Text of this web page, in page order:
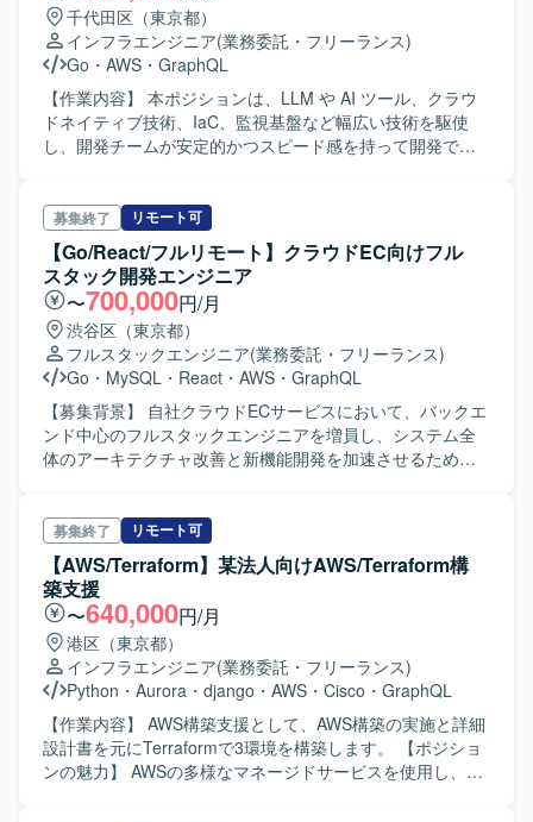
Docker／Kubernetes／GCPを使用します。 - ML／AI：
Vertex AI、RAG技術、ETLパイプラインを使用します。
千代田区（東京都）
インフラエンジニア(業務委託・フリーランス)
Go ・ AWS ・ GraphQL
【作業内容】 本ポジションは、LLM や AI ツール、クラウ
ドネイティブ技術、IaC、監視基盤など幅広い技術を駆使
し、開発チームが安定的かつスピード感を持って開発でき
ム の一員として、担当プロダクト領域における開発効率・
品質向上のための基盤構築・運用改善に取り組む役割で
す。 【主な業務内容】 ・LLM・AI ツールを活用した開発支
援および自動化の仕組みづくり ・チームを支援するための
ミドルウェアの調査、PoC、環境構築 ・GitHub Actions /
Argo Workflows / ArgoCD を活用した CI/CD 基盤の設計・
構築・運用 ・Grafana / Prometheus を用いた監視・可観測
性プラットフォームの構築 ・Kubernetes マニフェスト /
Terraform を用いた IaC の推進 ・Docker / Kubernetes によ
るコンテナ環境導入支援および効率化 ・開発チームや他部
門との協働による課題抽出、改善サイクルの高速化 【求め
成果を出すことにコミットできる方です。 - 他チームと連
携して課題を特定し、知識共有を含む長期的な関係を構築
できる方です。 - 直接の会話・Slack・Git（PRベース）で
円滑にコミュニケーションできる方です。 - 技術ガイダン
スやアーキテクチャレビューなど、チームの技術力向上に
寄与できる方です。 - 顧客価値を意識したプロダクト設計
をチームと共に推進できる方です。 - 課題の優先度付けや
スケジューリング、作業見積もり、新規課題の調査ができ
る方です。 【ポジションの魅力】 大規模プロジェクトへの
高い影響力を持ち、延べ3000人超の開発者が利用する大規
模開発基盤に関わるポジションです。組織全体の開発フロ
ーや文化を変革する重要な役割を担い、エンジニアリング
募集終了 リモート可
【Go/React/フルリモート】クラウドEC向けフル
スタック開発エンジニア
〜700,000円/月
渋谷区（東京都）
フルスタックエンジニア(業務委託・フリーランス)
Go ・ MySQL ・ React ・ AWS ・ GraphQL
【募集背景】 自社クラウドECサービスにおいて、バックエ
ンド中心のフルスタックエンジニアを増員し、システム全
体のアーキテクチャ改善と新機能開発を加速させるための
だきます。必要に応じてReactによるフロントエンド実装や
UI改善も行っていただきます。REST APIやGraphQLを用い
たサーバーサイドとの連携処理の実装、システム性能向上
に向けたチューニング・最適化、既存機能の改修や新機能
追加に伴う設計・実装・コードレビューなどを行っていた
だきます。 【求める人物像】 バックエンドを中心としたフ
ルスタック領域に意欲的に取り組める方を求めています。
ユーザーのニーズや市場環境を意識しながら、主体的に課
題を発見し改善提案ができる方、チームメンバーと協調し
ながらサービス価値向上に取り組んでいただける方を歓迎
いたします。 【ポジションの魅力】 大規模クラウドECサ
募集終了 リモート可
【AWS/Terraform】某法人向けAWS/Terraform構
築支援
〜640,000円/月
港区（東京都）
インフラエンジニア(業務委託・フリーランス)
Python ・ Aurora ・ django ・ AWS ・ Cisco ・ GraphQL
【作業内容】 AWS構築支援として、AWS構築の実施と詳細
設計書を元にTerraformで3環境を構築します。 【ポジショ
ンの魅力】 AWSの多様なマネージドサービスを使用し、ネ